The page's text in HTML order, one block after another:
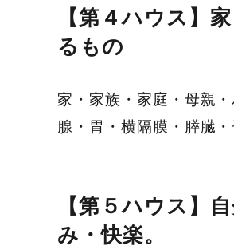
【第４ハウス】
るもの
家・家族・家庭・母親
腺・胃・横隔膜・膵臓
【第５ハウス】
み・快楽。